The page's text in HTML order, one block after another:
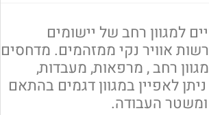
רחב של יישומים
נקי ממזהמים. מדחסים
מרפאות, מעבדות,
במגוון דגמים בהתאם